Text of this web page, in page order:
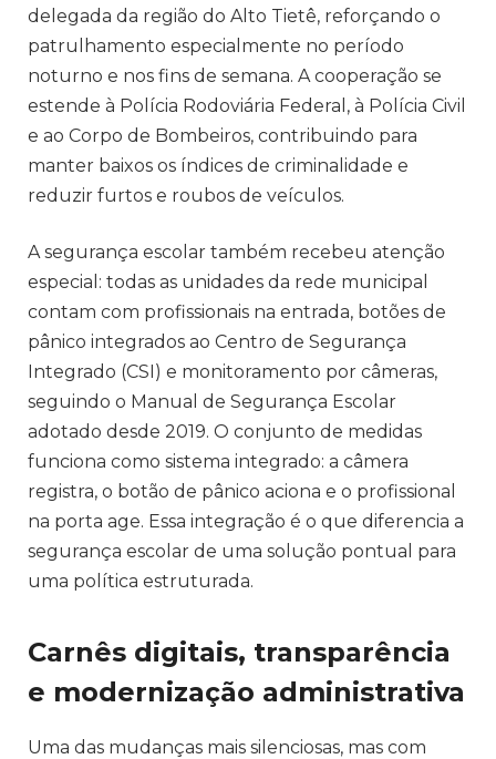
delegada da região do Alto Tietê, reforçando o
patrulhamento especialmente no período
noturno e nos fins de semana. A cooperação se
estende à Polícia Rodoviária Federal, à Polícia Civil
e ao Corpo de Bombeiros, contribuindo para
manter baixos os índices de criminalidade e
reduzir furtos e roubos de veículos.
A segurança escolar também recebeu atenção
especial: todas as unidades da rede municipal
contam com profissionais na entrada, botões de
pânico integrados ao Centro de Segurança
Integrado (CSI) e monitoramento por câmeras,
seguindo o Manual de Segurança Escolar
adotado desde 2019. O conjunto de medidas
funciona como sistema integrado: a câmera
registra, o botão de pânico aciona e o profissional
na porta age. Essa integração é o que diferencia a
segurança escolar de uma solução pontual para
uma política estruturada.
Carnês digitais, transparência
e modernização administrativa
Uma das mudanças mais silenciosas, mas com